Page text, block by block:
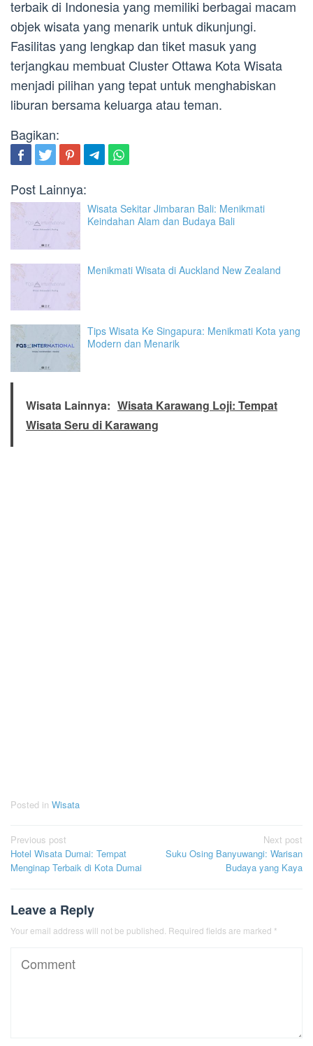
terbaik di Indonesia yang memiliki berbagai macam
objek wisata yang menarik untuk dikunjungi.
Fasilitas yang lengkap dan tiket masuk yang
terjangkau membuat Cluster Ottawa Kota Wisata
menjadi pilihan yang tepat untuk menghabiskan
liburan bersama keluarga atau teman.
Bagikan:
Post Lainnya:
Wisata Sekitar Jimbaran Bali: Menikmati
Keindahan Alam dan Budaya Bali
Menikmati Wisata di Auckland New Zealand
Tips Wisata Ke Singapura: Menikmati Kota yang
Modern dan Menarik
Wisata Lainnya: Wisata Karawang Loji: Tempat
Wisata Seru di Karawang
Posted in Wisata
Post
navigation
Previous post
Hotel Wisata Dumai: Tempat
Menginap Terbaik di Kota Dumai
Next post
Suku Osing Banyuwangi: Warisan
Budaya yang Kaya
Leave a Reply
Your email address will not be published. Required fields are marked *